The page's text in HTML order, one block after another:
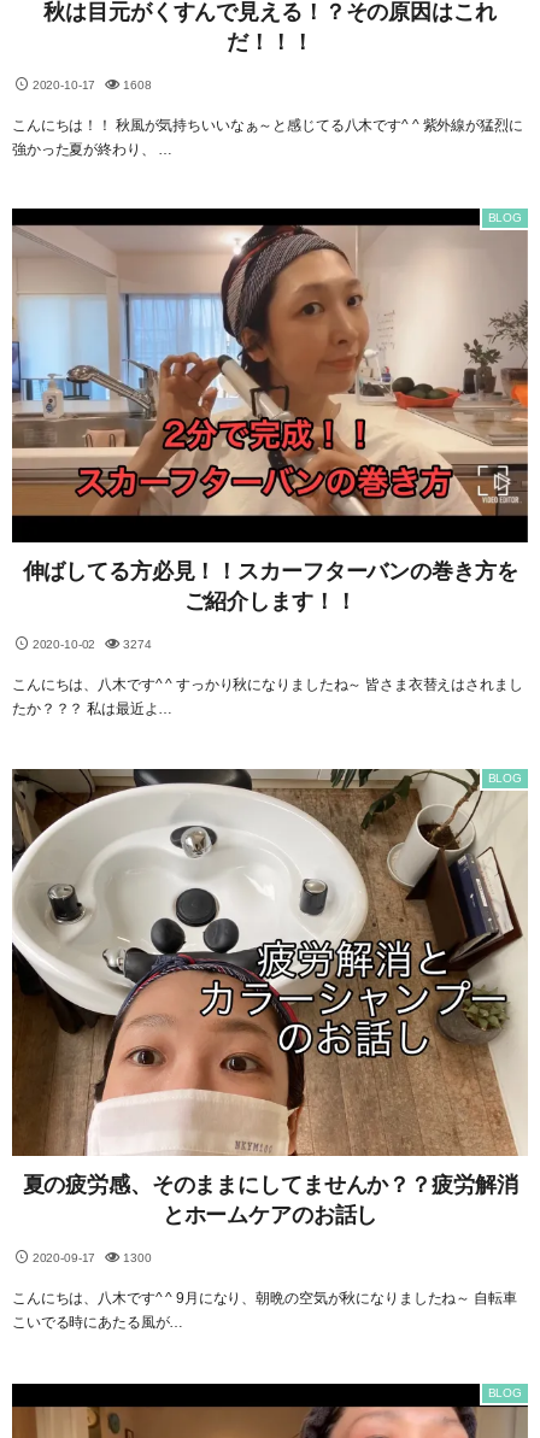
秋は目元がくすんで見える！？その原因はこれ
だ！！！
2020-10-17 1608
こんにちは！！ 秋風が気持ちいいなぁ～と感じてる八木です^ ^ 紫外線が猛烈に
強かった夏が終わり、 …
伸ばしてる方必見！！スカーフターバンの巻き方を
ご紹介します！！
2020-10-02
BLOG
3274
こんにちは、八木です^ ^ すっかり秋になりましたね～ 皆さま衣替えはされまし
たか？？？ 私は最近よ…
夏の疲労感、そのままにしてませんか？？疲労解消
とホームケアのお話し
2020-09-17
BLOG
1300
こんにちは、八木です^ ^ 9月になり、朝晩の空気が秋になりましたね～ 自転車
こいでる時にあたる風が…
BLOG